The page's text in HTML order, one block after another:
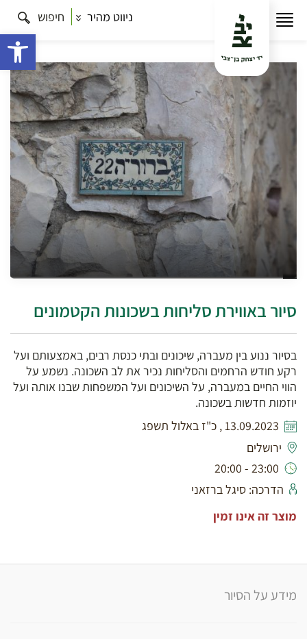
ניווט מהיר חיפוש כל הסיורים
סיור באווירת סליחות
סיור באווירת סליחות בשכונות הקטמונים
בסיור ננוע בין מעברה, שיכונים ובתי כנסת רבים, באמצעותם ועל
רקע חודש הרחמים והסליחות נכיר את לב השכונה. נשמע על
הווי החיים במעברה, על השיכונים ועל המשפחות שבנו אותה ועל
יוזמות חדשות בשכונה.
13.09.2023 , כ"ז באלול תשפג
ירושלים
23:00 - 20:00
הדרכה: סיגל ברזאני
מוצר זה אינו זמין
מידע על הסיור